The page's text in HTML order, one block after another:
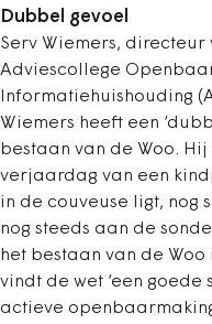
Dubbel gevoel
Serv Wiemers, directeur
Adviescollege
Informatiehuishouding
Wiemers heeft een
bestaan van de Woo.
verjaardag van een
in de couveuse ligt, nog
nog steeds aan de
het bestaan van de Woo
vindt de wet ‘een goede
actieve